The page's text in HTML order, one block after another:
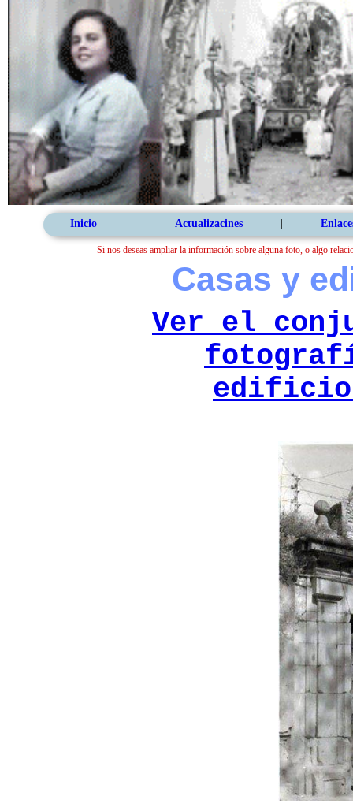
Inicio Actualizacines
Si nos deseas ampliar la información sobre alguna foto, o algo
Casas y
Ver el